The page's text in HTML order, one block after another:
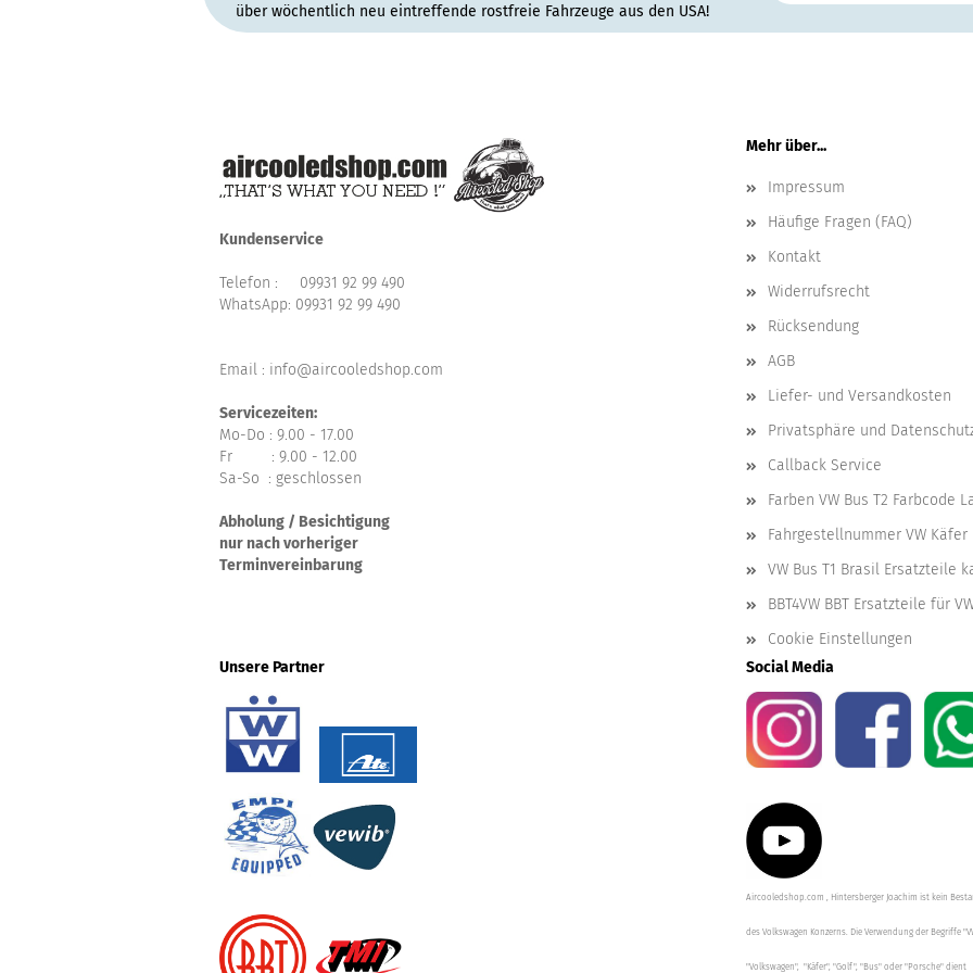
über wöchentlich neu eintreffende rostfreie Fahrzeuge aus den USA!
Kundenservice
Telefon : 09931 92 99 490
WhatsApp: 09931 92 99 490
Email : info@aircooledshop.com
Servicezeiten:
Mo-Do : 9.00 - 17.00
Fr : 9.00 - 12.00
Sa-So : geschlossen
Abholung / Besichtigung
nur nach vorheriger
Terminvereinbarung
Mehr über...
Impressum
Häufige Fragen (FAQ)
Kontakt
Widerrufsrecht
Rücksendung
AGB
Liefer- und Versandkosten
Privatsphäre und
Callback Service
Farben VW Bus T2 Farbcode
Fahrgestellnummer VW Käfer
VW Bus T1 Brasil Ersatzteile
BBT4VW BBT Ersatzteile für
Cookie Einstellungen
Unsere Partner
Social Media
Aircooledshop.com , Hintersberger Joachim ist kein
des Volkswagen Konzerns. Die Verwendung der Begriffe
"Volkswagen", "Käfer", "Golf", "Bus" oder "Porsche" dient